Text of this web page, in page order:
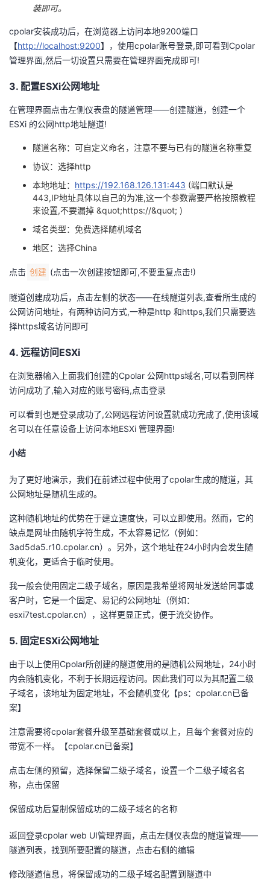
装即可。
cpolar安装成功后，在浏览器上访问本地9200端口
【http://localhost:9200】，使用cpolar账号登录,即可看到Cpolar
管理界面,然后一切设置只需要在管理界面完成即可!
3. 配置ESXi公网地址
在管理界面点击左侧仪表盘的隧道管理——创建隧道，创建一个
ESXi 的公网http地址隧道!
隧道名称：可自定义命名，注意不要与已有的隧道名称重复
协议：选择http
本地地址： https://192.168.126.131:443 (端口默认是
443,IP地址具体以自己的为准,这一个参数需要严格按照教程
来设置,不要漏掉 &quot;https://&quot; )
域名类型：免费选择随机域名
地区：选择China
点击 创建 (点击一次创建按钮即可,不要重复点击!)
隧道创建成功后，点击左侧的状态——在线隧道列表,查看所生成的
公网访问地址，有两种访问方式,一种是http 和https,我们只需要选
择https域名访问即可
4. 远程访问ESXi
在浏览器输入上面我们创建的Cpolar 公网https域名,可以看到同样
访问成功了,输入对应的账号密码,点击登录
可以看到也是登录成功了,公网远程访问设置就成功完成了,使用该域
名可以在任意设备上访问本地ESXi 管理界面!
小结
为了更好地演示，我们在前述过程中使用了cpolar生成的隧道，其
公网地址是随机生成的。
这种随机地址的优势在于建立速度快，可以立即使用。然而，它的
缺点是网址由随机字符生成，不太容易记忆（例如：
3ad5da5.r10.cpolar.cn）。另外，这个地址在24小时内会发生随
机变化，更适合于临时使用。
我一般会使用固定二级子域名，原因是我希望将网址发送给同事或
客户时，它是一个固定、易记的公网地址（例如：
esxi7test.cpolar.cn），这样更显正式，便于流交协作。
5. 固定ESXi公网地址
由于以上使用Cpolar所创建的隧道使用的是随机公网地址，24小时
内会随机变化，不利于长期远程访问。因此我们可以为其配置二级
子域名，该地址为固定地址，不会随机变化【ps：cpolar.cn已备
案】
注意需要将cpolar套餐升级至基础套餐或以上，且每个套餐对应的
带宽不一样。【cpolar.cn已备案】
点击左侧的预留，选择保留二级子域名，设置一个二级子域名名
称，点击保留
保留成功后复制保留成功的二级子域名的名称
返回登录cpolar web UI管理界面，点击左侧仪表盘的隧道管理——
隧道列表，找到所要配置的隧道，点击右侧的编辑
修改隧道信息，将保留成功的二级子域名配置到隧道中